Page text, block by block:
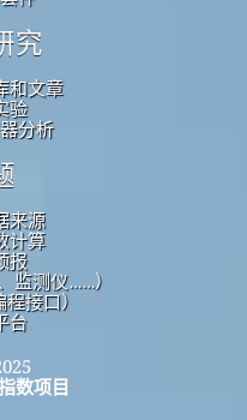
究
和文章
验
分析
来源
计算
报
监测仪……）
接口）
台
数项目